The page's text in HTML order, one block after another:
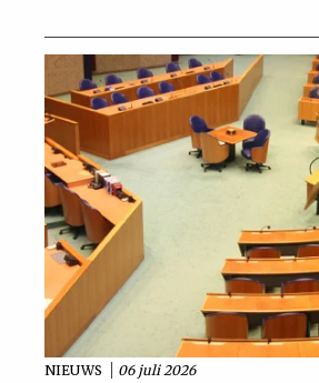
NIEUWS 06 juli 2026